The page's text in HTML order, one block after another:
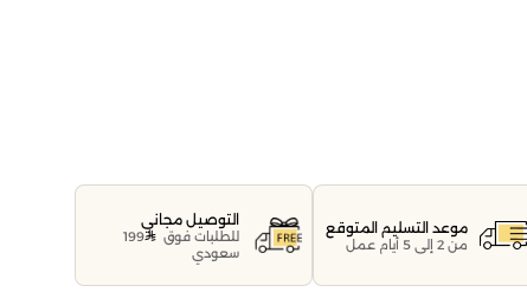
موعد التسليم المتوقع
من 2 إلى 5 أيام عمل
التوصيل مجاني
للطلبات فوق
199
سعودي